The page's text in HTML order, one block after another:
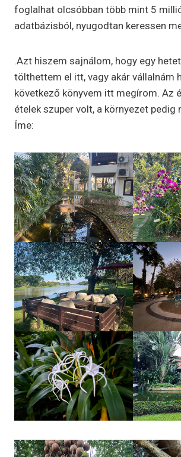
foglalhat olcsóbban több mint 5
adatbázisból, nyugodtan keressen
.Azt hiszem sajnálom, hogy egy
tölthettem el itt, vagy akár vállalnám
következő könyvem itt megírom. Az
ételek szuper volt, a környezet pedig
Íme: